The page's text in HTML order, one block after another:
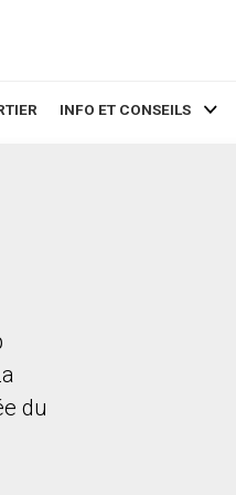
INFO ET CONSEILS
du